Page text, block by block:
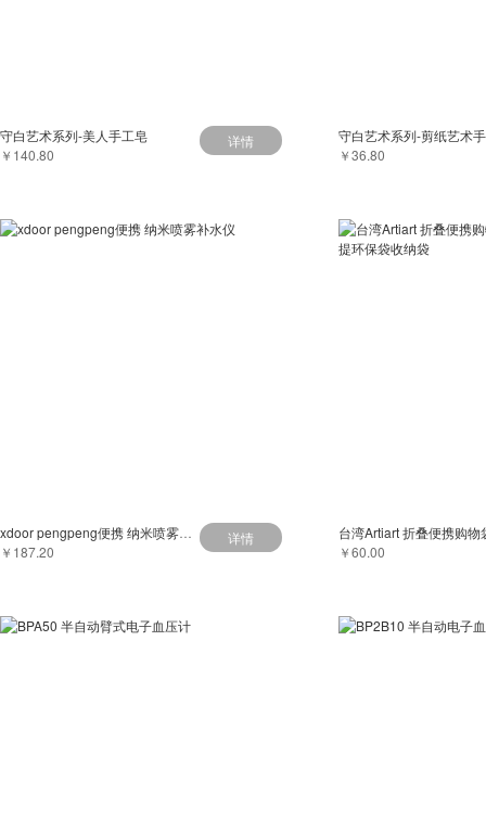
守白艺术系列-美人手工皂
￥140.80
详情
守白艺术系列-剪纸艺术
￥36.80
￥187.20
详情
￥60.00